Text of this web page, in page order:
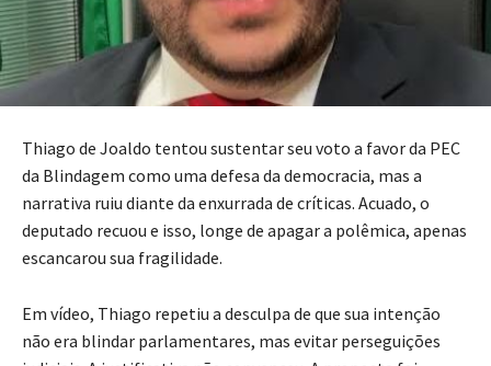
Thiago de Joaldo tentou sustentar seu voto a favor da PEC
da Blindagem como uma defesa da democracia, mas a
narrativa ruiu diante da enxurrada de críticas. Acuado, o
deputado recuou e isso, longe de apagar a polêmica, apenas
escancarou sua fragilidade.
Em vídeo, Thiago repetiu a desculpa de que sua intenção
não era blindar parlamentares, mas evitar perseguições